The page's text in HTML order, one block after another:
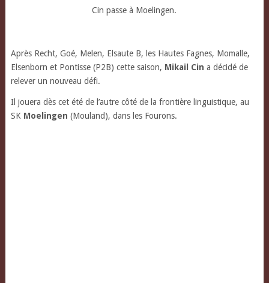
Cin passe à Moelingen.
Après Recht, Goé, Melen, Elsaute B, les Hautes Fagnes, Momalle,
Elsenborn et Pontisse (P2B) cette saison, Mikail Cin a décidé de
relever un nouveau défi.
Il jouera dès cet été de l’autre côté de la frontière linguistique, au
SK Moelingen (Mouland), dans les Fourons.